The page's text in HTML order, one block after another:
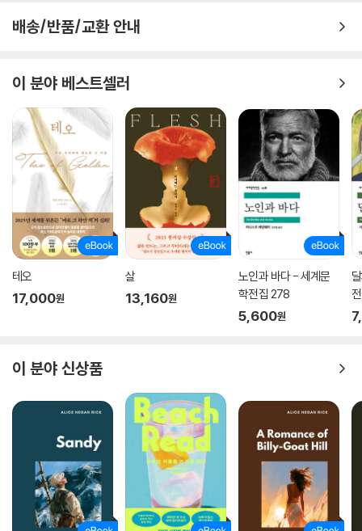
배송/반품/교환 안내
이 분야 베스트셀러
테오
17,000원
살
13,160원
노인과 바다 - 세계문
학전집 278
5,600원
이 분야 신상품